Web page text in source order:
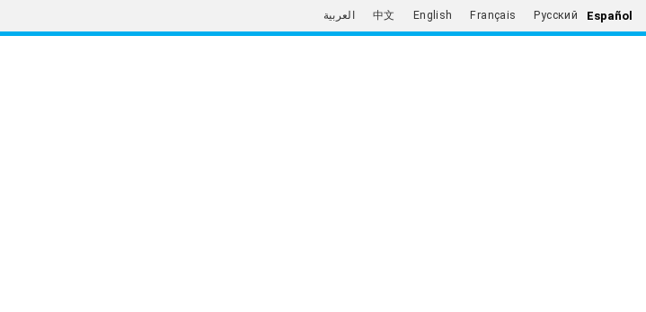
العربية 中文 English Français Русский Español